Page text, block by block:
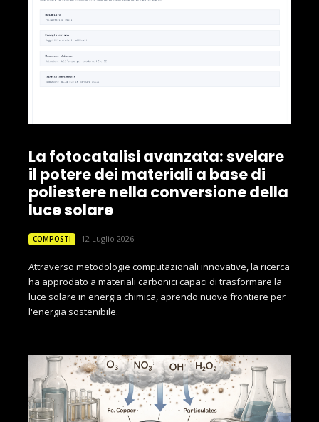
La fotocatalisi avanzata: svelare
il potere dei materiali a base di
poliestere nella conversione della
luce solare
COMPOSTI 12 Luglio 2026
Attraverso metodologie computazionali innovative, la ricerca
ha approdato a materiali carbonici capaci di trasformare la
luce solare in energia chimica, aprendo nuove frontiere per
l'energia sostenibile.